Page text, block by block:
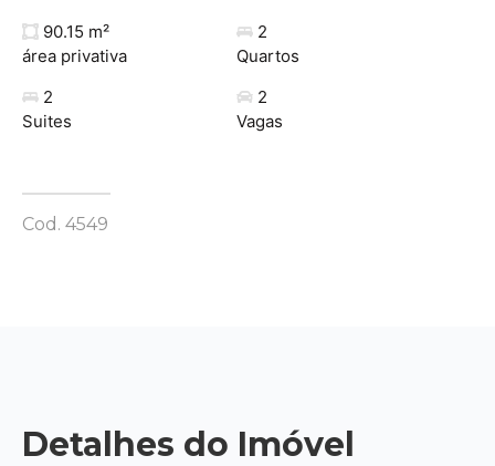
90.15 m²
área privativa
2
Quartos
2
Suites
2
Vagas
Cod. 4549
Detalhes do Imóvel